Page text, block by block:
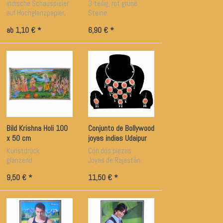
indische Schauspieler
auf Hochglanzpapier,
ab 1,10 € *
3-teilig, rot grüne
Steine
6,90 € *
Bild Krishna Holi 100
x 50 cm
Kunstdruck
glänzend
9,50 € *
Conjunto de Bollywood
joyas indias Udaipur
Con dos piezas
Joyas de Rajastán
11,50 € *